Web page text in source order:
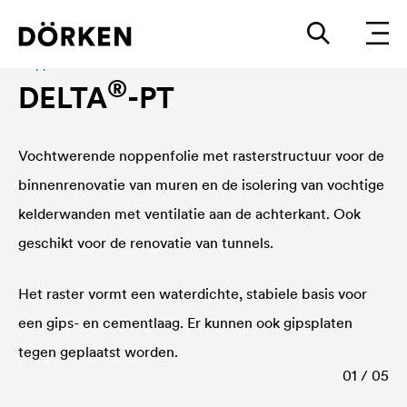
DELTA®-PT
Vochtwerende noppenfolie met rasterstructuur voor de
binnenrenovatie van muren en de isolering van vochtige
kelderwanden met ventilatie aan de achterkant. Ook
geschikt voor de renovatie van tunnels.
Het raster vormt een waterdichte, stabiele basis voor
een gips- en cementlaag. Er kunnen ook gipsplaten
tegen geplaatst worden.
01 / 05